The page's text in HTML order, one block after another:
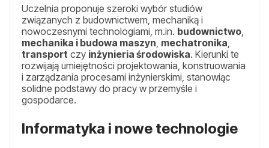
Uczelnia proponuje szeroki wybór studiów
związanych z budownictwem, mechaniką i
nowoczesnymi technologiami, m.in. budownictwo,
mechanika i budowa maszyn, mechatronika,
transport czy inżynieria środowiska. Kierunki te
rozwijają umiejętności projektowania, konstruowania
i zarządzania procesami inżynierskimi, stanowiąc
solidne podstawy do pracy w przemyśle i
gospodarce.
Informatyka i nowe technologie